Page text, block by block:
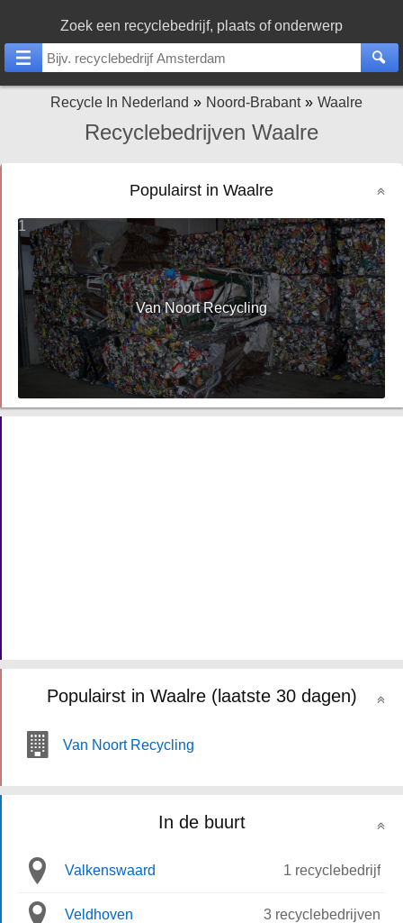
Zoek een recyclebedrijf, plaats of onderwerp
Recycle In Nederland Noord-Brabant Waalre
Recyclebedrijven Waalre
Populairst in Waalre
1
Van Noort Recycling
Populairst in Waalre (laatste 30 dagen)
Van Noort Recycling
In de buurt
Valkenswaard 1 recyclebedrijf
Veldhoven 3 recyclebedrijven